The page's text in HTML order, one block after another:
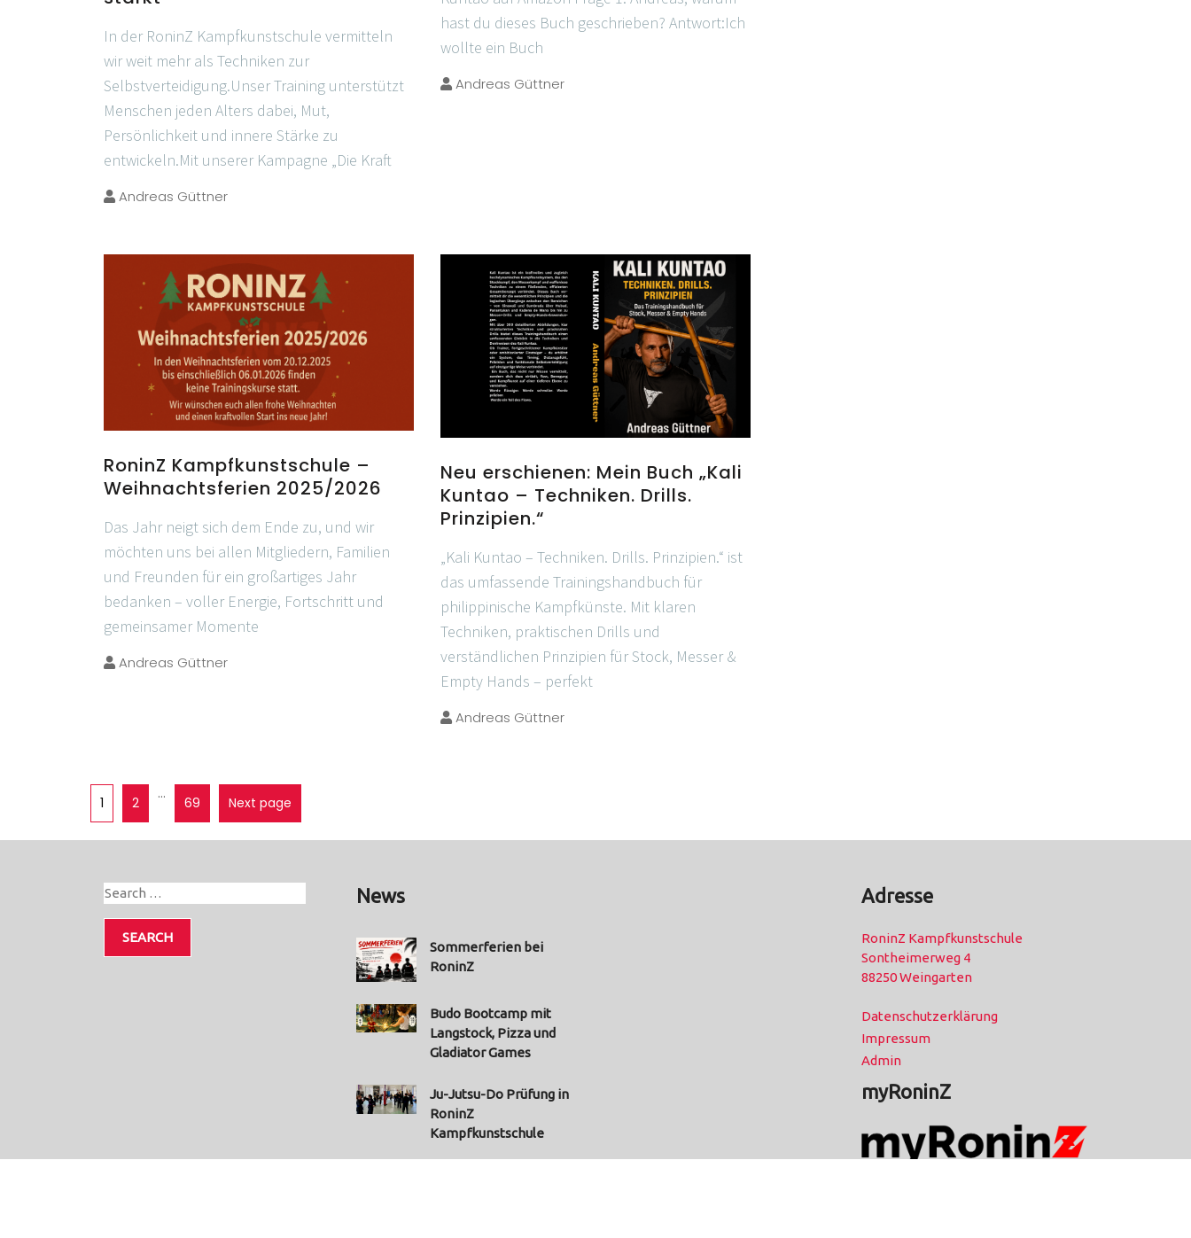
In der RoninZ Kampfkunstschule vermitteln
wir weit mehr als Techniken zur
Selbstverteidigung.Unser Training unterstützt
Menschen jeden Alters dabei, Mut,
Persönlichkeit und innere Stärke zu
entwickeln.Mit unserer Kampagne „Die Kraft
Andreas Güttner
hast du dieses Buch geschrieben? Antwort:Ich
wollte ein Buch
Andreas Güttner
RoninZ Kampfkunstschule –
Weihnachtsferien 2025/2026
Das Jahr neigt sich dem Ende zu, und wir
möchten uns bei allen Mitgliedern, Familien
und Freunden für ein großartiges Jahr
bedanken – voller Energie, Fortschritt und
gemeinsamer Momente
Andreas Güttner
Neu erschienen: Mein Buch „Kali
Kuntao – Techniken. Drills.
Prinzipien.“
„Kali Kuntao – Techniken. Drills. Prinzipien.“ ist
das umfassende Trainingshandbuch für
philippinische Kampfkünste. Mit klaren
Techniken, praktischen Drills und
verständlichen Prinzipien für Stock, Messer &
Empty Hands – perfekt
Andreas Güttner
1 2
…
69 Next page
News
Sommerferien bei
RoninZ
Budo Bootcamp mit
Langstock, Pizza und
Gladiator Games
Ju-Jutsu-Do Prüfung in
RoninZ
Kampfkunstschule
Adresse
RoninZ Kampfkunstschule
Sontheimerweg 4
88250 Weingarten
Datenschutzerklärung
Impressum
Admin
myRoninZ